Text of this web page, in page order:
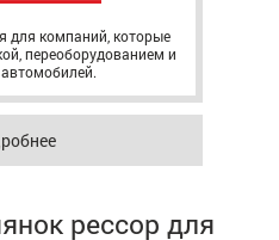
для компаний, которые
переоборудованием и
рессор для